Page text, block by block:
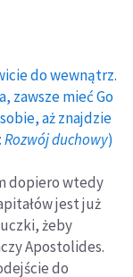
do wewnątrz.
zawsze mieć Go
aż znajdzie
Rozwój duchowy)
dopiero wtedy
jest już
żeby
Apostolides.
do